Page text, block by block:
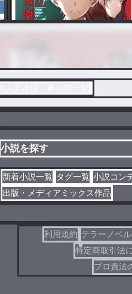
小説を探す
新着小説一覧 タグ一覧 小説コン
出版・メディアミックス作品
利用規約 テラーノベ
特定商取引法
プロ責法